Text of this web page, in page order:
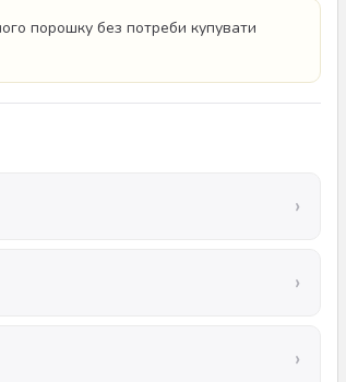
порошку без потреби купувати